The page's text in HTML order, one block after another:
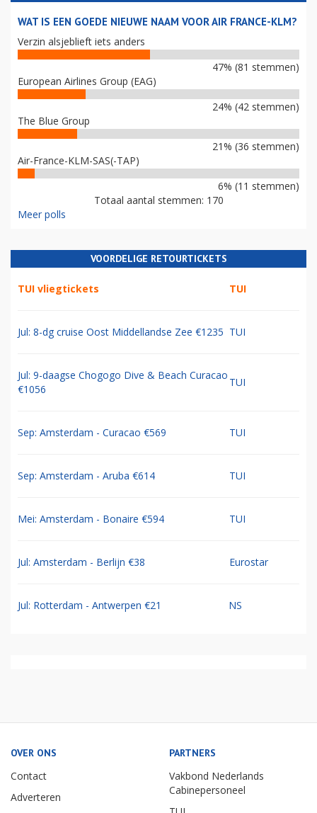
WAT IS EEN GOEDE NIEUWE NAAM VOOR AIR FRANCE-KLM?
Verzin alsjeblieft iets anders
47% (81 stemmen)
European Airlines Group (EAG)
24% (42 stemmen)
The Blue Group
21% (36 stemmen)
Air-France-KLM-SAS(-TAP)
6% (11 stemmen)
Totaal aantal stemmen: 170
Meer polls
VOORDELIGE RETOURTICKETS
TUI vliegtickets TUI
Jul: 8-dg cruise Oost Middellandse Zee €1235 TUI
Jul: 9-daagse Chogogo Dive & Beach Curacao
€1056
TUI
Sep: Amsterdam - Curacao €569 TUI
Sep: Amsterdam - Aruba €614 TUI
Mei: Amsterdam - Bonaire €594 TUI
Jul: Amsterdam - Berlijn €38 Eurostar
Jul: Rotterdam - Antwerpen €21 NS
OVER ONS
Contact
Adverteren
PARTNERS
Vakbond Nederlands
Cabinepersoneel